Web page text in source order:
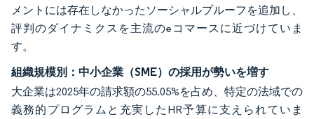
メントには存在しなかったソーシャルプルーフを追加し、
評判のダイナミクスを主流のeコマースに近づけていま
す。
組織規模別：中小企業（SME）の採用が勢いを増す
大企業は2025年の請求額の55.05%を占め、特定の法域での
義務的プログラムと充実したHR予算に支えられていま